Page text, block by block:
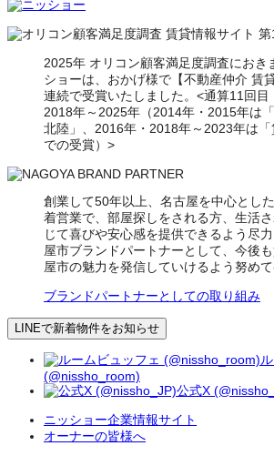
2025年 オリコン顧客満足度調査におき
ショーは、おかげ様で【不動産仲介 賃
連続で受賞いたしました。<通算11回
2018年～2025年（2014年・2015年は
北陸」、2016年・2018年～2023年は「
での受賞）>
創業して50年以上、名古屋を中心とし
着営業で、部屋探しをされる方、生活
じて喜びや安心感を提供できるよう尽
屋市ブランドパートナーとして、今後
屋市の魅力を発信していけるよう努めて
ブランドパートナーとしての取り組み
LINEで新着物件をお知らせ
(@nissho_room)
公式X
ニッショー企業情報サイト
オーナーの皆様へ